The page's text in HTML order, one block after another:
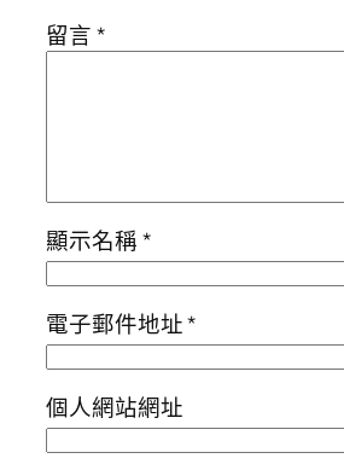
留言*
顯示名稱*
電子郵件地址*
個人網站網址